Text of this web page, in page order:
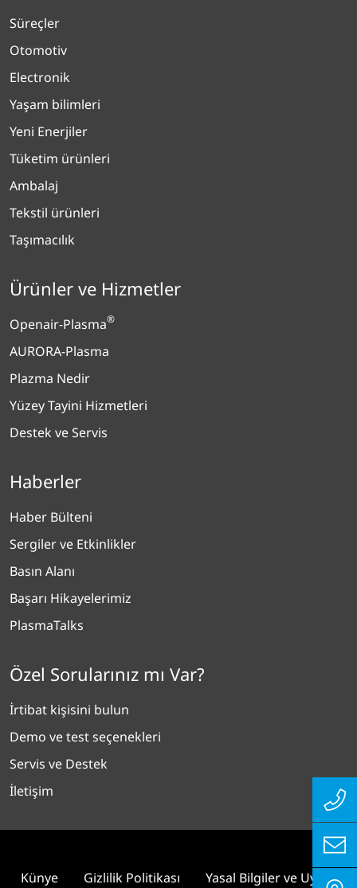
Süreçler
Otomotiv
Electronik
Yaşam bilimleri
Yeni Enerjiler
Tüketim ürünleri
Ambalaj
Tekstil ürünleri
Taşımacılık
Ürünler ve Hizmetler
Openair-Plasma®
AURORA-Plasma
Plazma Nedir
Yüzey Tayini Hizmetleri
Destek ve Servis
Haberler
Haber Bülteni
Sergiler ve Etkinlikler
Basın Alanı
Başarı Hikayelerimiz
PlasmaTalks
Özel Sorularınız mı Var?
İrtibat kişisini bulun
Demo ve test seçenekleri
Servis ve Destek
İletişim
Künye Gizlilik Politikası Yasal Bilgiler ve Uyum